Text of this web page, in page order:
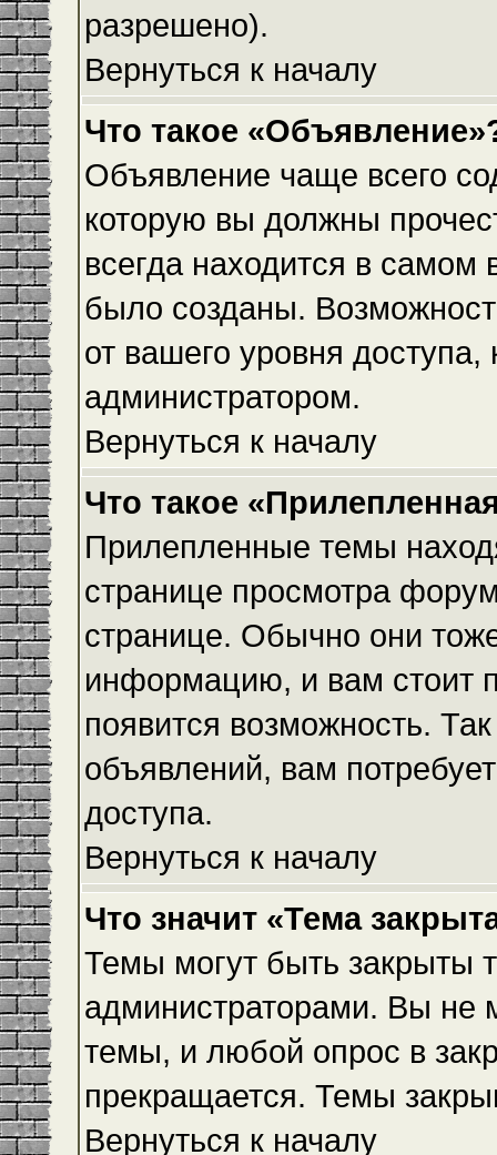
разрешено).
Вернуться к началу
Что такое
Объявление чаще всего
которую вы должны
всегда находится в
было созданы.
от вашего уровня
администратором.
Вернуться к началу
Что такое
Прилепленные темы
странице просмотра
странице. Обычно они
информацию, и вам стоит
появится возможность.
объявлений, вам
доступа.
Вернуться к началу
Что значит «Тема
Темы могут быть закрыты
администраторами. Вы не
темы, и любой опрос в
прекращается. Темы
Вернуться к началу